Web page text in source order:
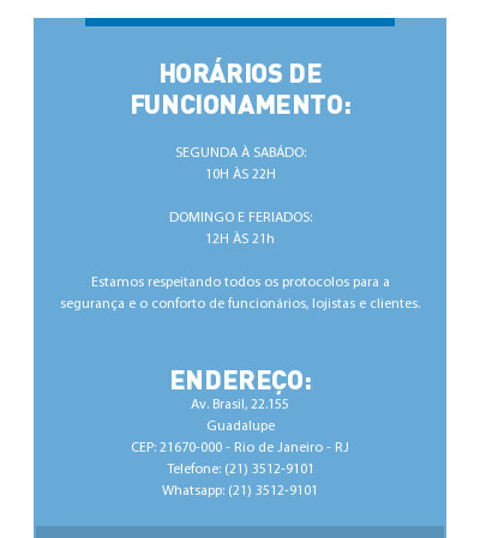
HORÁRIOS DE
FUNCIONAMENTO:
SEGUNDA À SABÁDO:
10H ÀS 22H
DOMINGO E FERIADOS:
12H ÀS 21h
Estamos respeitando todos os protocolos para a
segurança e o conforto de ​funcionários, lojistas e clientes.
ENDEREÇO:
Av. Brasil, 22.155
Guadalupe
CEP: 21670-000 - Rio de Janeiro - RJ
Telefone: (21) 3512-9101
Whatsapp: (21) 3512-9101